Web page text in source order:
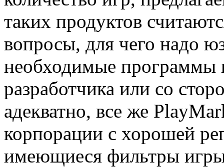
таких продуктов
вопросы, для чего надо
необходимые программы
разработчика или со
адекватно, все же
корпорации с хорошей
имеющиеся фильтры